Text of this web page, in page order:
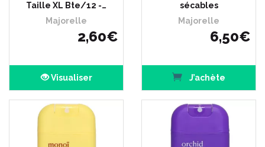
Taille XL Bte/12 -…
Majorelle
2,60€
Visualiser
sécables
Majorelle
6,50€
J’achète